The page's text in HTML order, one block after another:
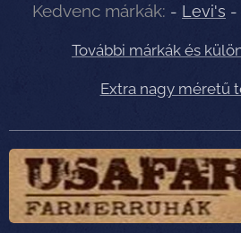
Kedvenc márkák: - Levi's -
További márkák és
Extra nagy méretű